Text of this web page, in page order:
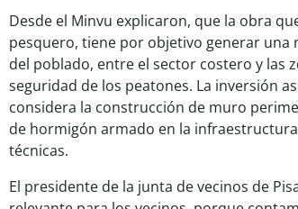
Desde el Minvu explicaron, que la obra
pesquero, tiene por objetivo generar
del poblado, entre el sector costero y las
seguridad de los peatones. La inversión
considera la construcción de muro
de hormigón armado en la
técnicas.
El presidente de la junta de vecinos de